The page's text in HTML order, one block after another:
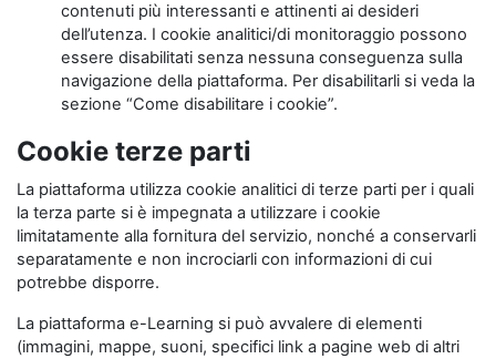
contenuti più interessanti e attinenti ai desideri
dell’utenza. I cookie analitici/di monitoraggio possono
essere disabilitati senza nessuna conseguenza sulla
navigazione della piattaforma. Per disabilitarli si veda la
sezione “Come disabilitare i cookie”.
Cookie terze parti
La piattaforma utilizza cookie analitici di terze parti per i quali
la terza parte si è impegnata a utilizzare i cookie
limitatamente alla fornitura del servizio, nonché a conservarli
separatamente e non incrociarli con informazioni di cui
potrebbe disporre.
La piattaforma e-Learning si può avvalere di elementi
(immagini, mappe, suoni, specifici link a pagine web di altri